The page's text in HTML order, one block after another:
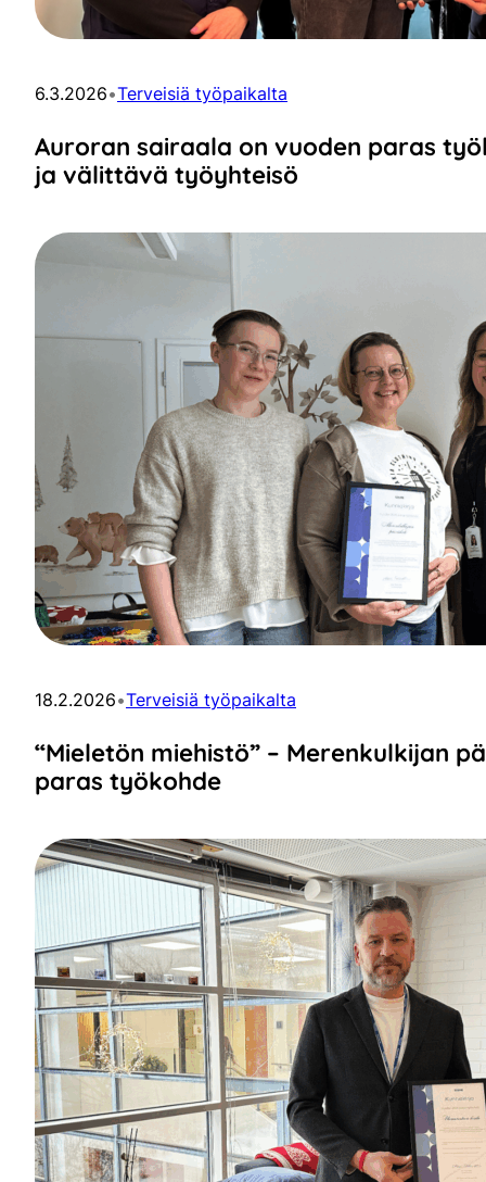
6.3.2026•Terveisiä työpaikalta
Auroran sairaala on vuoden paras
ja välittävä työyhteisö
18.2.2026•Terveisiä työpaikalta
“Mieletön miehistö” – Merenkulkijan
paras työkohde